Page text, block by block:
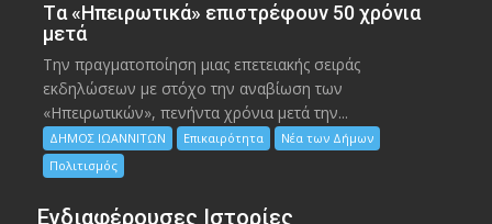
Tα «Ηπειρωτικά» επιστρέφουν 50 χρόνια
μετά
Την πραγματοποίηση μιας επετειακής σειράς
εκδηλώσεων με στόχο την αναβίωση των
«Ηπειρωτικών», πενήντα χρόνια μετά την...
ΔΗΜΟΣ ΙΩΑΝΝΙΤΩΝ Επικαιρότητα
Νέα των Δήμων
Πολιτισμός
Ενδιαφέρουσες Ιστορίες